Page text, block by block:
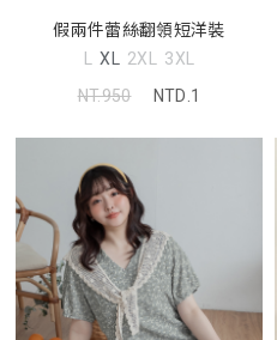
假兩件蕾絲翻領短洋裝
L XL 2XL 3XL
NT.950
NTD.1